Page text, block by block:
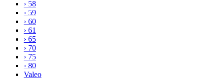
› 58
› 59
› 60
› 61
› 65
› 70
› 75
› 80
Valeo